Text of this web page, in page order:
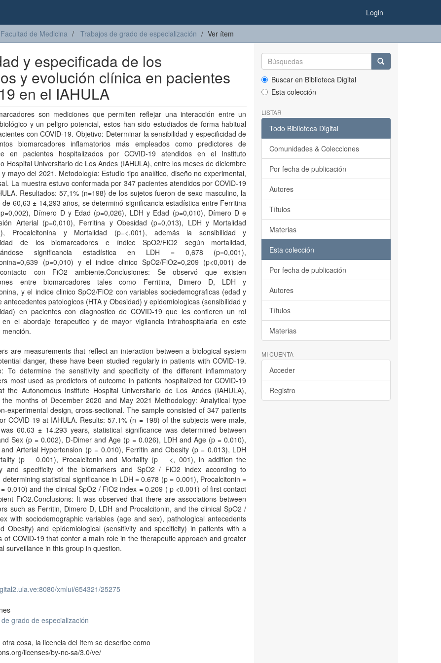
Login
Facultad de Medicina Trabajos de grado de especialización Ver ítem
y especificada de los
y evolución clínica en pacientes
en el IAHULA
son mediciones que permiten reflejar una interacción entre un
y un peligro potencial, estos han sido estudiados de forma habitual
con COVID-19. Objetivo: Determinar la sensibilidad y especificidad de
biomarcadores inflamatorios más empleados como predictores de
en pacientes hospitalizados por COVID-19 atendidos en el Instituto
Hospital Universitario de Los Andes (IAHULA), entre los meses de diciembre
mayo del 2021. Metodología: Estudio tipo analítico, diseño no experimental,
La muestra estuvo conformada por 347 pacientes atendidos por COVID-19
Resultados: 57,1% (n=198) de los sujetos fueron de sexo masculino, la
de 60,63 ± 14,293 años, se determinó significancia estadística entre Ferritina
Dímero D y Edad (p=0,026), LDH y Edad (p=0,010), Dímero D e
Arterial (p=0,010), Ferritina y Obesidad (p=0,013), LDH y Mortalidad
Procalcitonina y Mortalidad (p=<,001), además la sensibilidad y
de los biomarcadores e índice SpO2/FiO2 según mortalidad,
significancia estadística en LDH = 0,678 (p=0,001),
(p=0,010) y el indice clinico SpO2/FiO2=0,209 (p<0,001) de
con FiO2 ambiente.Conclusiones: Se observó que existen
entre biomarcadores tales como Ferritina, Dimero D, LDH y
y el indice clinico SpO2/FiO2 con variables sociedemograficas (edad y
antecedentes patologicos (HTA y Obesidad) y epidemiologicas (sensibilidad y
en pacientes con diagnostico de COVID-19 que les confieren un rol
en el abordaje terapeutico y de mayor vigilancia intrahospitalaria en este
are measurements that reflect an interaction between a biological system
danger, these have been studied regularly in patients with COVID-19.
To determine the sensitivity and specificity of the different inflammatory
most used as predictors of outcome in patients hospitalized for COVID-19
the Autonomous Institute Hospital Universitario de Los Andes (IAHULA),
the months of December 2020 and May 2021 Methodology: Analytical type
experimental design, cross-sectional. The sample consisted of 347 patients
COVID-19 at IAHULA. Results: 57.1% (n = 198) of the subjects were male,
60.63 ± 14.293 years, statistical significance was determined between
Sex (p = 0.002), D-Dimer and Age (p = 0.026), LDH and Age (p = 0.010),
Arterial Hypertension (p = 0.010), Ferritin and Obesity (p = 0.013), LDH
(p = 0.001), Procalcitonin and Mortality (p = <, 001), in addition the
and specificity of the biomarkers and SpO2 / FiO2 index according to
determining statistical significance in LDH = 0.678 (p = 0.001), Procalcitonin =
0.010) and the clinical SpO2 / FiO2 index = 0.209 ( p <0.001) of first contact
FiO2.Conclusions: It was observed that there are associations between
such as Ferritin, Dimero D, LDH and Procalcitonin, and the clinical SpO2 /
with sociodemographic variables (age and sex), pathological antecedents
Obesity) and epidemiological (sensitivity and specificity) in patients with a
of COVID-19 that confer a main role in the therapeutic approach and greater
surveillance in this group in question.
xmlui/654321/25275
grado de especialización
cosa, la licencia del ítem se describe como
licenses/by-nc-sa/3.0/ve/
Buscar en Biblioteca Digital
Esta colección
LISTAR
Todo Biblioteca Digital
Comunidades & Colecciones
Por fecha de publicación
Autores
Títulos
Materias
Esta colección
Por fecha de publicación
Autores
Títulos
Materias
MI CUENTA
Acceder
Registro